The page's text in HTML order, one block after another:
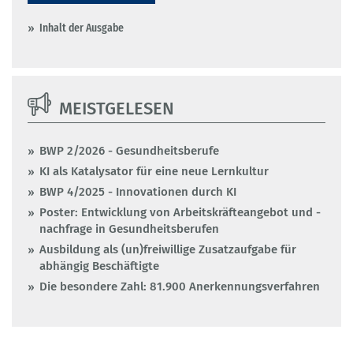
Inhalt der Ausgabe
MEISTGELESEN
BWP 2/2026 - Gesundheitsberufe
KI als Katalysator für eine neue Lernkultur
BWP 4/2025 - Innovationen durch KI
Poster: Entwicklung von Arbeitskräfteangebot und -
nachfrage in Gesundheitsberufen
Ausbildung als (un)freiwillige Zusatzaufgabe für
abhängig Beschäftigte
Die besondere Zahl: 81.900 Anerkennungsverfahren